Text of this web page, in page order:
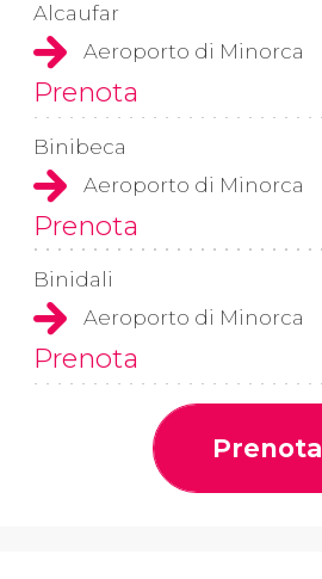
Alcaufar
Aeroporto di Minorca
Prenota
Binibeca
Aeroporto di Minorca
Prenota
Binidali
Aeroporto di Minorca
Prenota
Prenota